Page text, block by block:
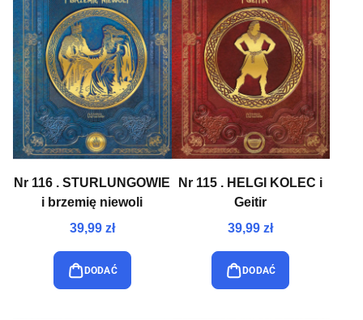
Nr 116 . STURLUNGOWIE
i brzemię niewoli
39,99 zł
DODAĆ
Nr 115 . HELGI KOLEC i
Geitir
39,99 zł
DODAĆ